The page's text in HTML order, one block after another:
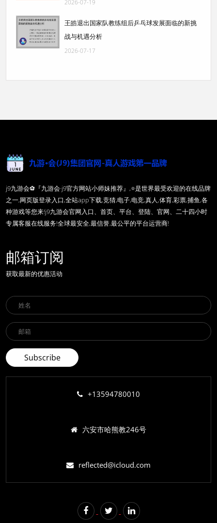
2026-07-19
王皓退出国家队教练组后乒乓球发展面临的新挑
战与机遇分析
2026-07-17
j9九游会⚽️『九游会·j9官方网站小师妹推荐』,⭐️是世界最受欢迎的在线品牌
之一,网页版登录入口,全站app下载,竞猜,电子,电竞,真人,体育,彩票,捕鱼,各
种游戏等您来!j9九游会官网入口、首页、平台、登陆、官网、二十四小时
专属客服在线服务!全球最安全,最信誉,最公平的平台运营商!
邮箱订阅
获取最新的优惠活动
+13594780010
六安市哈熊教246号
reflected@icloud.com